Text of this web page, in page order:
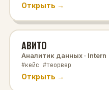
Открыть →
АВИТО
Аналитик данных· Intern
#кейс #теорвер
Открыть →